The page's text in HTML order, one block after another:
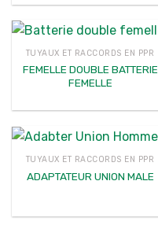
TUYAUX ET RACCORDS EN PPR
FEMELLE DOUBLE BATTERIE
FEMELLE
TUYAUX ET RACCORDS EN PPR
ADAPTATEUR UNION MALE